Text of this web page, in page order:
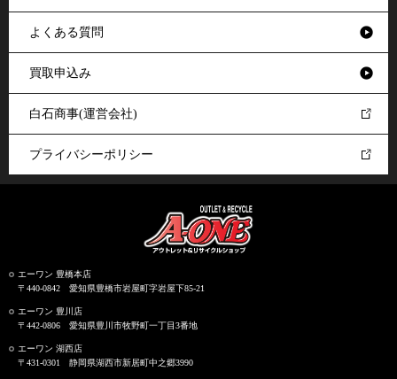
よくある質問
買取申込み
白石商事(運営会社)
プライバシーポリシー
エーワン 豊橋本店
〒440-0842 愛知県豊橋市岩屋町字岩屋下85-21
エーワン 豊川店
〒442-0806 愛知県豊川市牧野町一丁目3番地
エーワン 湖西店
〒431-0301 静岡県湖西市新居町中之郷3990